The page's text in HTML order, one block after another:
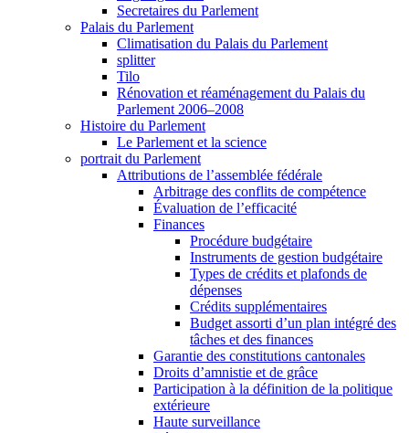
Secretaires du Parlement
Palais du Parlement
Climatisation du Palais du Parlement
splitter
Tilo
Rénovation et réaménagement du Palais du
Parlement 2006–2008
Histoire du Parlement
Le Parlement et la science
portrait du Parlement
Attributions de l’assemblée fédérale
Arbitrage des conflits de compétence
Évaluation de l’efficacité
Finances
Procédure budgétaire
Instruments de gestion budgétaire
Types de crédits et plafonds de
dépenses
Crédits supplémentaires
Budget assorti d’un plan intégré des
tâches et des finances
Garantie des constitutions cantonales
Droits d’amnistie et de grâce
Participation à la définition de la politique
extérieure
Haute surveillance